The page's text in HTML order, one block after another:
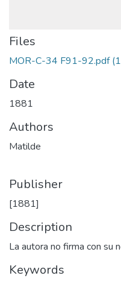
Files
MOR-C-34 F91-92.pdf
Date
1881
Authors
Matilde
Publisher
[1881]
Description
La autora no firma con su
Keywords